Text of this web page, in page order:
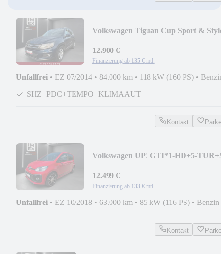
Volkswagen Tiguan Cup Sport &
12.900 €
Finanzierung ab 135 € mtl.
Unfallfrei • EZ 07/2014 • 84.000 km • 118 kW (160 PS) •
SHZ+PDC+TEMPO+KLIMAAUT
Kontakt
Volkswagen UP! GTI*1-HD+5-
12.499 €
Finanzierung ab 133 € mtl.
Unfallfrei • EZ 10/2018 • 63.000 km • 85 kW (116 PS) • Benzin
Kontakt